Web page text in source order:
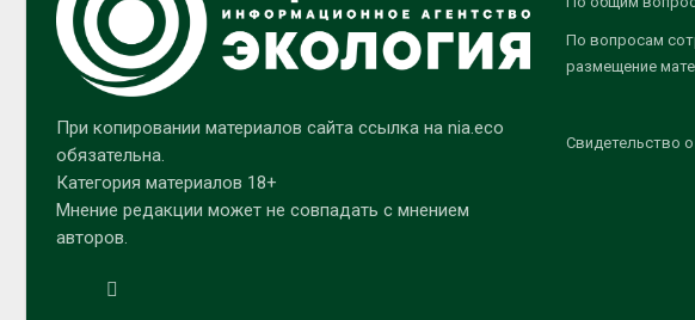
При копировании материалов сайта ссылка на nia.eco
обязательна.
Категория материалов 18+
Мнение редакции может не совпадать с мнением
авторов.
По вопросам
размещение
Свидетельство